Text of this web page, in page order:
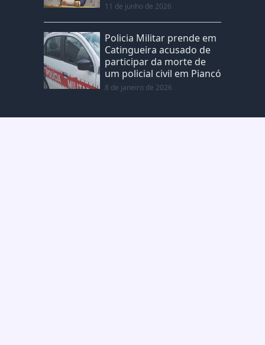
11 de junho de 2026
Policia Militar prende em
Catingueira acusado de
participar da morte de
um policial civil em Piancó
8 de janeiro de 2026